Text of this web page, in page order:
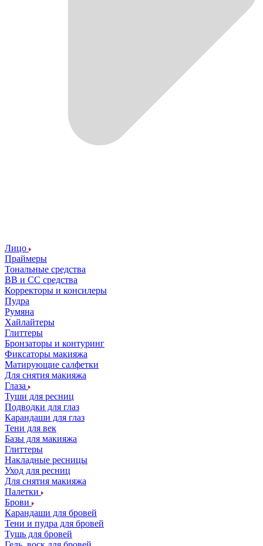
Лицо
Праймеры
Тональные средства
ВВ и СС средства
Корректоры и консилеры
Пудра
Румяна
Хайлайтеры
Глиттеры
Бронзаторы и контуринг
Фиксаторы макияжа
Матирующие салфетки
Для снятия макияжа
Глаза
Туши для ресниц
Подводки для глаз
Карандаши для глаз
Тени для век
Базы для макияжа
Глиттеры
Накладные ресницы
Уход для ресниц
Для снятия макияжа
Палетки
Брови
Карандаши для бровей
Тени и пудра для бровей
Тушь для бровей